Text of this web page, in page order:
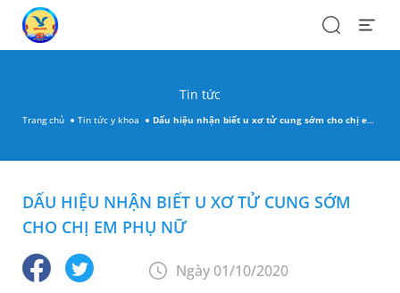
SearchOpen
Tin tức
Trang chủ Tin tức y khoa Dấu hiệu nhận biết u xơ tử cung sớm cho chị em phụ nữ
DẤU HIỆU NHẬN BIẾT U XƠ TỬ CUNG SỚM
CHO CHỊ EM PHỤ NỮ
Ngày 01/10/2020